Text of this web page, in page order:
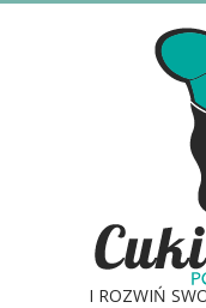
I ROZWIŃ